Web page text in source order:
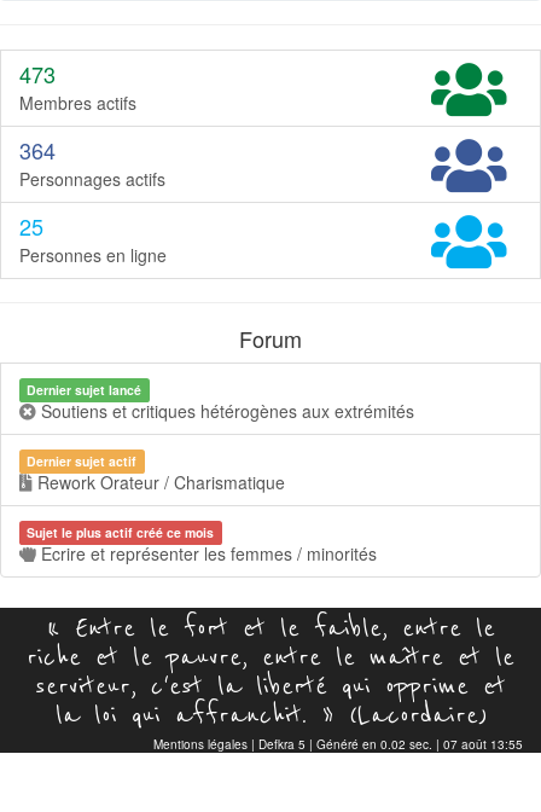
473
Membres actifs
364
Personnages actifs
25
Personnes en ligne
Forum
Dernier sujet lancé
Soutiens et critiques hétérogènes aux extrémités
Dernier sujet actif
Rework Orateur / Charismatique
Sujet le plus actif créé ce mois
Ecrire et représenter les femmes / minorités
« Entre le fort et le faible, entre le
riche et le pauvre, entre le maître et le
serviteur, c'est la liberté qui opprime et
la loi qui affranchit. » (Lacordaire)
Mentions légales | Defkra 5 | Généré en 0.02 sec. | 07 août 13:55